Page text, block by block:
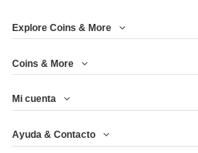
Explore Coins & More
Coins & More
Mi cuenta
Ayuda & Contacto